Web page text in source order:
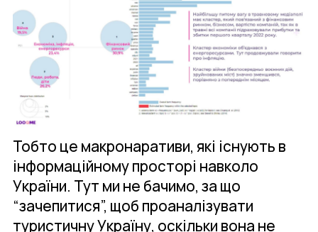
Тобто це макронаративи, які існують в
інформаційному просторі навколо
України. Тут ми не бачимо, за що
“зачепитися”, щоб проаналізувати
туристичну Україну, оскільки вона не